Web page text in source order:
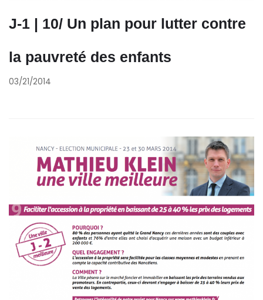
J-1 | 10/ Un plan pour lutter contre
la pauvreté des enfants
03/21/2014